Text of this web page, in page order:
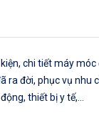
chi tiết máy
ra đời, phục vụ nhu
thiết bị y tế,…